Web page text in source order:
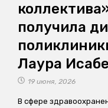
получила
Лаура
19 июня, 2026
В сфере